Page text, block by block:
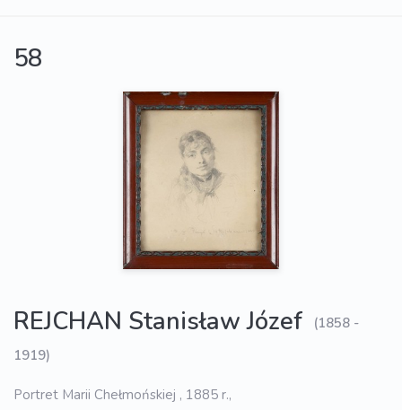
58
REJCHAN Stanisław Józef
(1858 -
1919)
Portret Marii Chełmońskiej , 1885 r.,